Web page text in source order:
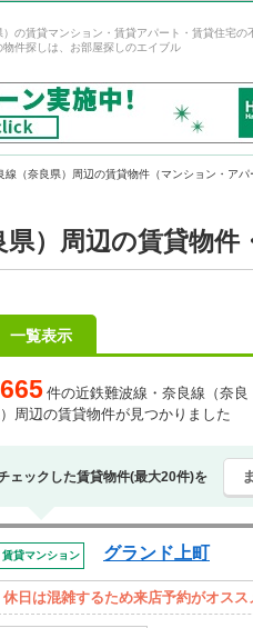
の賃貸マンション・賃貸アパート・賃貸住宅の
件探しは、お部屋探しのエイブル
線（奈良県）周辺の賃貸物件（マンション・アパ
）周辺の賃貸物
一覧表示
件の近鉄難波線・奈良線（奈良
周辺の賃貸物件が見つかりました
ェックした賃貸物件(最大20件)を
賃貸マンション グランド上町
休日は混雑するため来店予約がオスス